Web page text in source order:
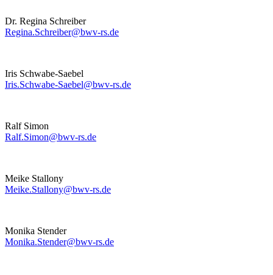
Dr. Regina Schreiber
Regina.Schreiber@bwv-rs.de
Iris Schwabe-Saebel
Iris.Schwabe-Saebel@bwv-rs.de
Ralf Simon
Ralf.Simon@bwv-rs.de
Meike Stallony
Meike.Stallony@bwv-rs.de
Monika Stender
Monika.Stender@bwv-rs.de